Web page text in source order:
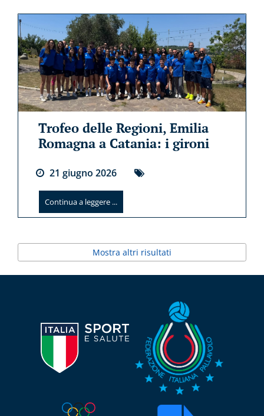
Trofeo delle Regioni, Emilia
Romagna a Catania: i gironi
21 giugno 2026
Continua a leggere ...
Mostra altri risultati